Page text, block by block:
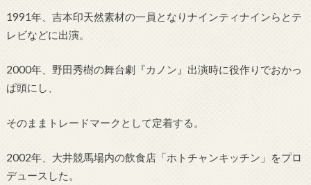
1991年、吉本印天然素材の一員となりナインティナインらとテ
レビなどに出演。
2000年、野田秀樹の舞台劇『カノン』出演時に役作りでおかっ
ぱ頭にし、
そのままトレードマークとして定着する。
2002年、大井競馬場内の飲食店「ホトチャンキッチン」をプロ
デュースした。